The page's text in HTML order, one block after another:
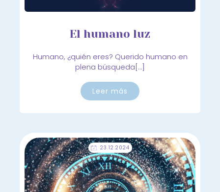
El humano luz
Humano, ¿quién eres? Querido humano en
plena búsqueda[…]
Leer más
23.12.2024